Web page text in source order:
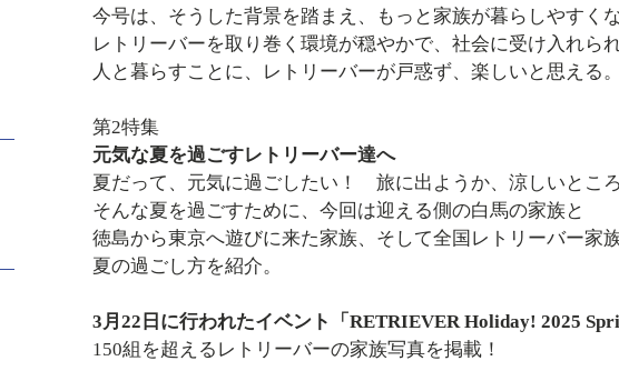
今号は、そうした背景を踏まえ、もっと家族が暮らしやすくな
レトリーバーを取り巻く環境が穏やかで、社会に受け入れら
人と暮らすことに、レトリーバーが戸惑ず、楽しいと思える
第2特集
元気な夏を過ごすレトリーバー達へ
夏だって、元気に過ごしたい！ 旅に出ようか、涼しいとこ
そんな夏を過ごすために、今回は迎える側の白馬の家族と
徳島から東京へ遊びに来た家族、そして全国レトリーバー家
夏の過ごし方を紹介。
3月22日に行われたイベント「RETRIEVER Holiday! 2025
150組を超えるレトリーバーの家族写真を掲載！